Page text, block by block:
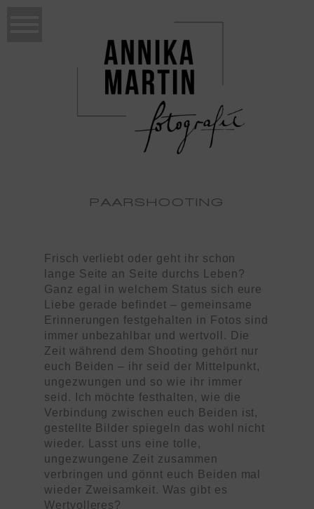
PAARSHOOTING
Frisch verliebt oder geht ihr schon
lange Seite an Seite durchs Leben?
Ganz egal in welchem Status sich eure
Liebe gerade befindet – gemeinsame
Erinnerungen festgehalten in Fotos sind
immer unbezahlbar und wertvoll. Die
Zeit während dem Shooting gehört nur
euch Beiden – ihr seid der Mittelpunkt,
ungezwungen und so wie ihr immer
seid. Ich möchte festhalten, wie die
Verbindung zwischen euch Beiden ist,
gestellte Bilder spiegeln das wohl nicht
wieder. Lasst uns eine tolle,
ungezwungene Zeit zusammen
verbringen und gönnt euch Beiden mal
wieder Zweisamkeit. Was gibt es
Wertvolleres?